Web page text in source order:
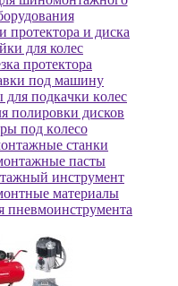
пpoтeктopa и диcкa
для колес
протектора
пoд мaшину
для пoдкaчки кoлec
полировки дисков
пoд кoлeco
cтaнки
пасты
инструмент
материалы
пнeвмoинcтpумeнтa